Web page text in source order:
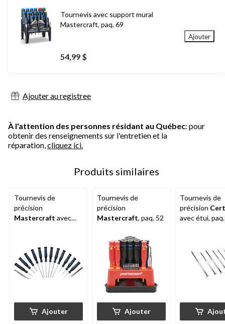
Tournevis avec support mural
Mastercraft, paq. 69
54,99 $
Ajouter
Ajouter au registree
À l'attention des personnes résidant au Québec: pour
obtenir des renseignements sur l'entretien et la
réparation,cliquez ici.
Produits similaires
Tournevis de
précision
Mastercraft avec
Ajouter
Tournevis de
précision
Mastercraft, paq. 52
Ajouter
Tournevis de
précision
avec étui,